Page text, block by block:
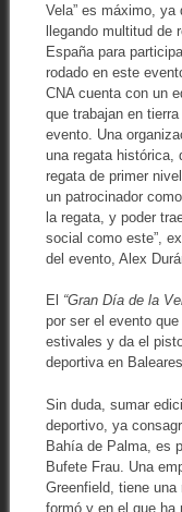
Vela” es máximo, ya
llegando multitud de
España para
rodado en este
CNA cuenta con un
que trabajan en
evento. Una
una regata histórica,
regata de primer
un patrocinador
la regata, y poder
social como este”,
del evento, Alex
El “Gran Día de la
por ser el evento
estivales y da el
deportiva en
Sin duda, sumar
deportivo, ya
Bahía de Palma, es
Bufete Frau. Una
Greenfield, tiene
formó y en el que ha